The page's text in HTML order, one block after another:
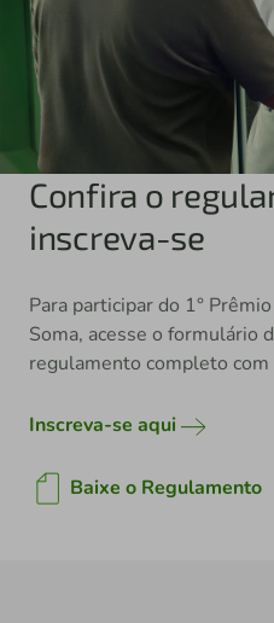
Confira o
inscreva-se
Para participar do 1°
Soma, acesse o formulário
regulamento completo
Inscreva-se aqui
Baixe o Regulamento